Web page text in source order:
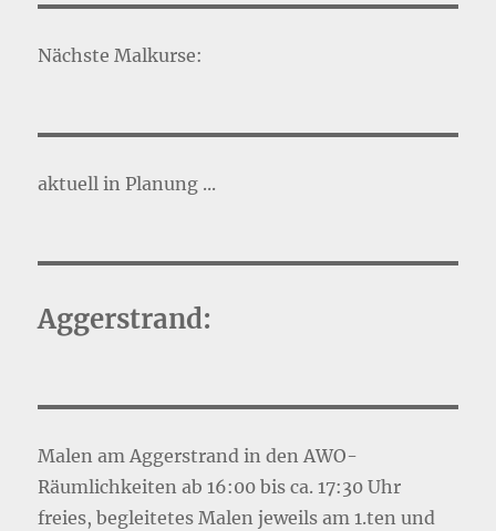
Nächste Malkurse:
aktuell in Planung ...
Aggerstrand:
Malen am Aggerstrand in den AWO-
Räumlichkeiten ab 16:00 bis ca. 17:30 Uhr
freies, begleitetes Malen jeweils am 1.ten und